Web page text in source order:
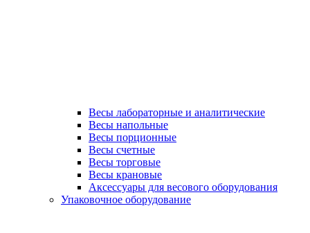
Весы лабораторные и аналитические
Весы напольные
Весы порционные
Весы счетные
Весы торговые
Весы крановые
Аксессуары для весового оборудования
Упаковочное оборудование